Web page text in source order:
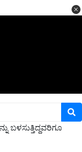
ಬಳಸುತ್ತಿದ್ದವರಿಗೂ